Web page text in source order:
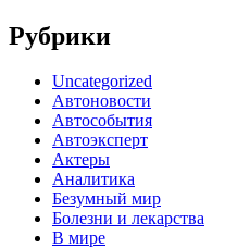
Рубрики
Uncategorized
Автоновости
Автособытия
Автоэксперт
Актеры
Аналитика
Безумный мир
Болезни и лекарства
В мире